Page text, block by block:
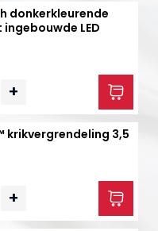
donkerkleurende
LED
+
3,5
+